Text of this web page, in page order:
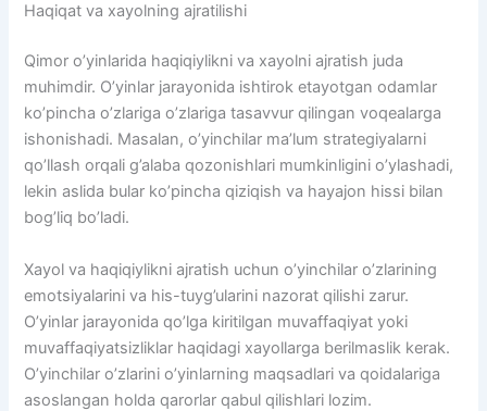
Haqiqat va xayolning ajratilishi
Qimor o’yinlarida haqiqiylikni va xayolni ajratish juda
muhimdir. O’yinlar jarayonida ishtirok etayotgan odamlar
ko’pincha o’zlariga o’zlariga tasavvur qilingan voqealarga
ishonishadi. Masalan, o’yinchilar ma’lum strategiyalarni
qo’llash orqali g’alaba qozonishlari mumkinligini o’ylashadi,
lekin aslida bular ko’pincha qiziqish va hayajon hissi bilan
bog’liq bo’ladi.
Xayol va haqiqiylikni ajratish uchun o’yinchilar o’zlarining
emotsiyalarini va his-tuyg’ularini nazorat qilishi zarur.
O’yinlar jarayonida qo’lga kiritilgan muvaffaqiyat yoki
muvaffaqiyatsizliklar haqidagi xayollarga berilmaslik kerak.
O’yinchilar o’zlarini o’yinlarning maqsadlari va qoidalariga
asoslangan holda qarorlar qabul qilishlari lozim.